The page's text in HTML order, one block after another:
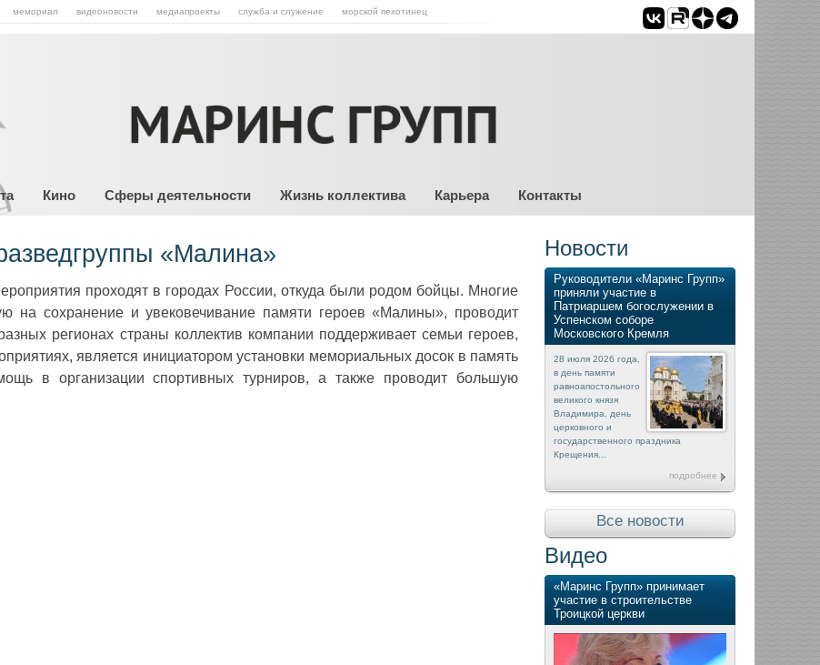
мемориал видеоновости медиапроекты служба и служение морской пехотинец
Кино Сферы деятельности Жизнь коллектива Карьера Контакты
«Малина»
проходят в городах России, откуда были родом бойцы. Многие
на сохранение и увековечивание памяти героев «Малины», проводит
регионах страны коллектив компании поддерживает семьи героев,
является инициатором установки мемориальных досок в память
в организации спортивных турниров, а также проводит большую
Новости
Руководители «Маринс Групп»
приняли участие в
Патриаршем богослужении в
Успенском соборе
Московского Кремля
28 июля 2026 года,
в день памяти
равноапостольного
великого князя
Владимира, день
церковного и
государственного праздника
Крещения...
подробнее
Все новости
Видео
«Маринс Групп» принимает
участие в строительстве
Троицкой церкви